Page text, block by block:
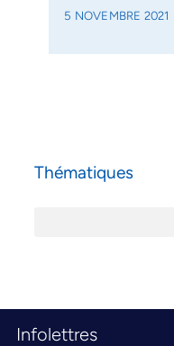
5 NOVEMBRE 2021
Thématiques
Infolettres